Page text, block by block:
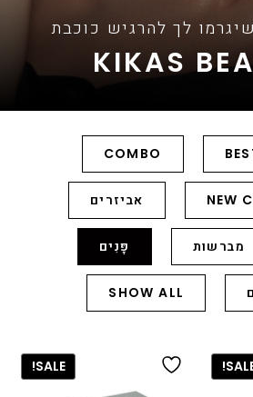
לך להרגיש כוכבת
KIKAS
COMBO
NEW אביזרים
מברשות פָּנִים
SHOW ALL
SALE!